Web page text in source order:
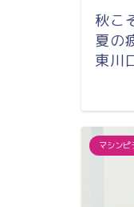
秋こ
夏の
東川
マシンピ